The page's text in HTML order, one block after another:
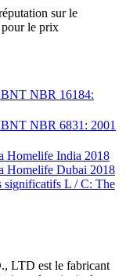
sur le
pour le prix
NBR 16184:
NBR 6831: 2001
Homelife India 2018
Homelife Dubai 2018
significatifs L / C: The
LTD est le fabricant